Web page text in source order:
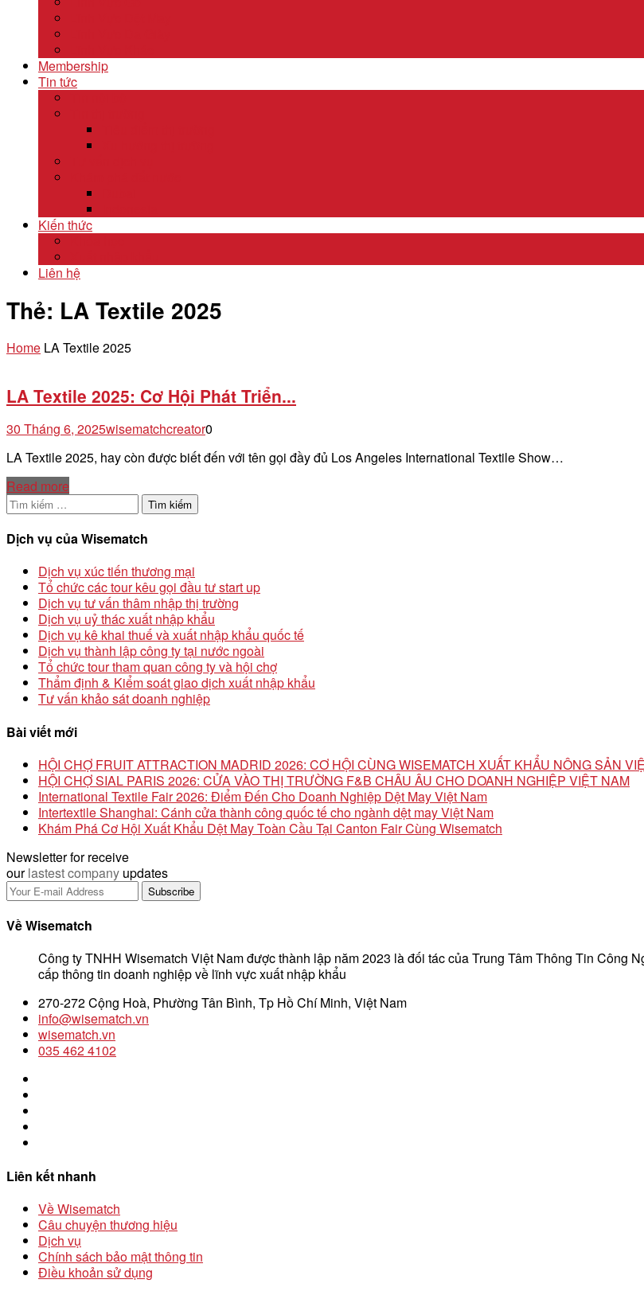
Membership
Tin tức
Kiến thức
Liên hệ
Thẻ: LA Textile 2025
Home LA Textile 2025
LA Textile 2025: Cơ Hội Phát Triển...
30 Tháng 6, 2025wisematchcreator0
LA Textile 2025, hay còn được biết đến với tên gọi đầy đủ Los Angeles International Textile Show…
Read more
Tìm
kiếm
cho:
Dịch vụ của Wisematch
Dịch vụ xúc tiến thương mại
Tổ chức các tour kêu gọi đầu tư start up
Dịch vụ tư vấn thâm nhập thị trường
Dịch vụ uỷ thác xuất nhập khẩu
Dịch vụ kê khai thuế và xuất nhập khẩu quốc tế
Dịch vụ thành lập công ty tại nước ngoài
Tổ chức tour tham quan công ty và hội chợ
Thẩm định & Kiểm soát giao dịch xuất nhập khẩu
Tư vấn khảo sát doanh nghiệp
Bài viết mới
HỘI CHỢ FRUIT ATTRACTION MADRID 2026: CƠ HỘI CÙNG WISEMATCH XUẤT KHẨU NÔNG SẢN
HỘI CHỢ SIAL PARIS 2026: CỬA VÀO THỊ TRƯỜNG F&B CHÂU ÂU CHO DOANH NGHIỆP VIỆT NAM
International Textile Fair 2026: Điểm Đến Cho Doanh Nghiệp Dệt May Việt Nam
Intertextile Shanghai: Cánh cửa thành công quốc tế cho ngành dệt may Việt Nam
Khám Phá Cơ Hội Xuất Khẩu Dệt May Toàn Cầu Tại Canton Fair Cùng Wisematch
Newsletter for receive
ourlastest company updates
Về Wisematch
Công ty TNHH Wisematch Việt Nam được thành lập năm 2023 là đối tác của Trung Tâm Thông Tin Công
cấp thông tin doanh nghiệp về lĩnh vực xuất nhập khẩu
270-272 Cộng Hoà, Phường Tân Bình, Tp Hồ Chí Minh, Việt Nam
info@wisematch.vn
wisematch.vn
035 462 4102
Liên kết nhanh
Về Wisematch
Câu chuyện thương hiệu
Dịch vụ
Chính sách bảo mật thông tin
Điều khoản sử dụng